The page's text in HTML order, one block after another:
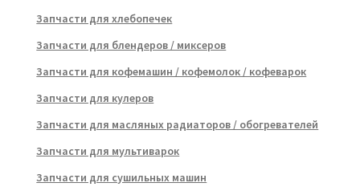
Запчасти для хлебопечек
Запчасти для блендеров / миксеров
Запчасти для кофемашин / кофемолок / кофеварок
Запчасти для кулеров
Запчасти для масляных радиаторов / обогревателей
Запчасти для мультиварок
Запчасти для сушильных машин